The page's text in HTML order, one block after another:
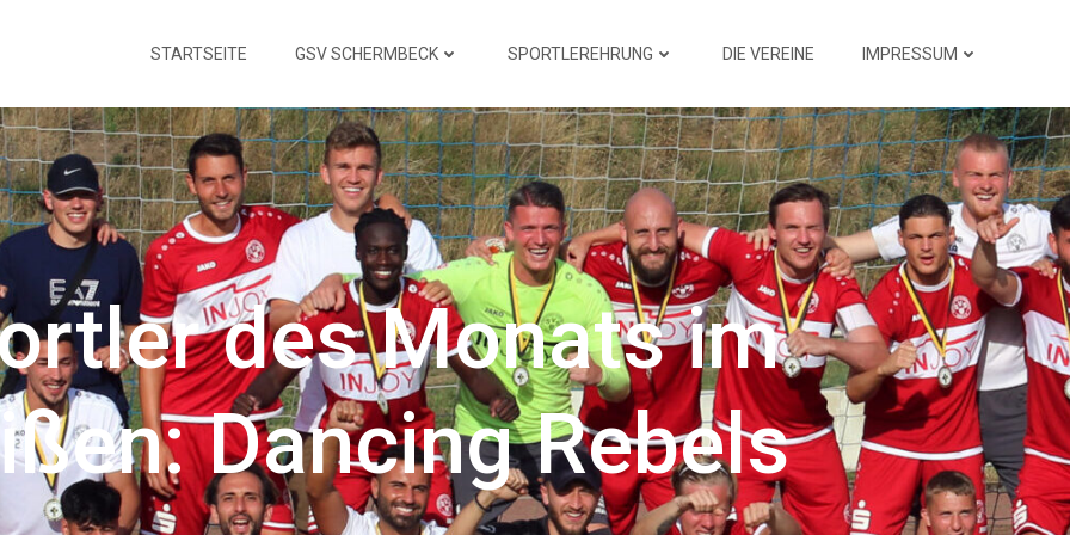
STARTSEITE GSV SCHERMBECK SPORTLEREHRUNG DIE VEREINE IMPRESSUM
des Monats im
Dancing Rebels